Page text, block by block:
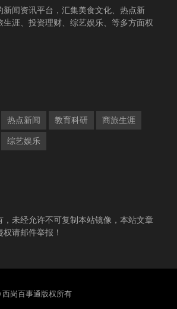
新闻资讯平台，汇集美食文化、热点新
生涯、投资理财、综艺娱乐、等多方面权
热点新闻 教育科研 商旅生涯
综艺娱乐
，未经允许不可复制本站镜像，本站文章
请邮件举报！
岗百事通版权所有